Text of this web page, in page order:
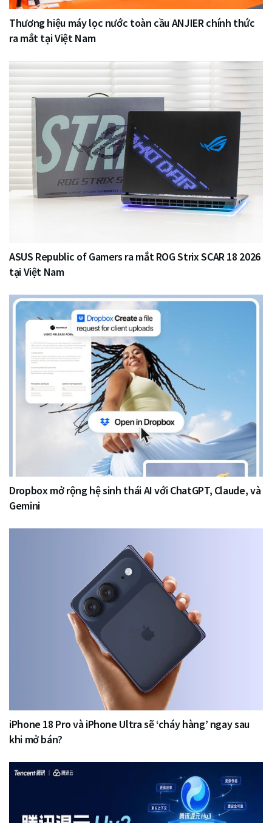
Thương hiệu máy lọc nước toàn cầu ANJIER chính thức
ra mắt tại Việt Nam
ASUS Republic of Gamers ra mắt ROG Strix SCAR 18 2026
tại Việt Nam
Dropbox mở rộng hệ sinh thái AI với ChatGPT, Claude, và
Gemini
iPhone 18 Pro và iPhone Ultra sẽ ‘cháy hàng’ ngay sau
khi mở bán?